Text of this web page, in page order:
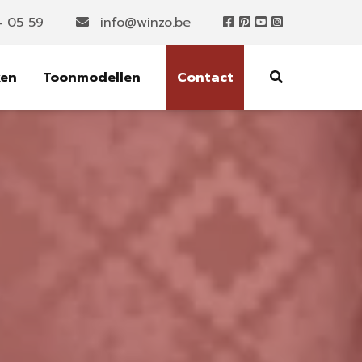
05 59 info@winzo.be
Toonmodellen Contact